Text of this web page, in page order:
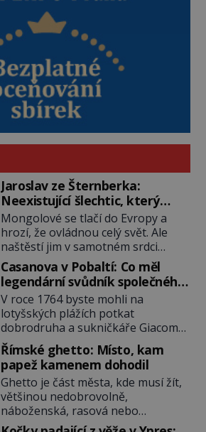
Jaroslav ze Šternberka:
Neexistující šlechtic, který
z Moravy vyžene Mongoly
Mongolové se tlačí do Evropy a
hrozí, že ovládnou celý svět. Ale
naštěstí jim v samotném srdci
Evropy stojí v cestě malé, ale silné
království, které dokáže
dobyvatelské hordy zastavit. Co
nedokáže žádná z asijských říší, co
nedokážou Němci – to dokáže
český král. Nebo že by ne?
Mongolové od roku 1223 postupují
podél Kaspického a Azovského
moře, […]
Casanova v Pobaltí: Co měl
legendární svůdník společného
se svobodnými zednáři?
V roce 1764 byste mohli na
lotyšských plážích potkat
dobrodruha a sukničkáře Giacoma
Casanovu. Jeho cesta k Baltskému
moři však nebyla turistickým
výletem, ale ryze pracovní cestou
se zištnými úmysly. Jaký cíl
Casanova sledoval, když se
například procházel uličkami
lotyšské Rigy? Casanova v Pobaltí
Římské ghetto: Místo, kam
papež kamenem dohodil
Ghetto je část města, kde musí žít,
většinou nedobrovolně,
náboženská, rasová nebo
národnostní menšina obyvatel.